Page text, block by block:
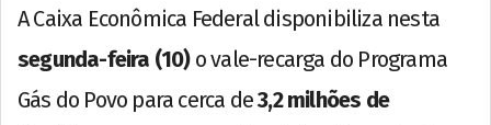
A Caixa Econômica Federal disponibiliza nesta
segunda-feira (10)o vale-recarga do Programa
Gás do Povo para cerca de3,2 milhões de